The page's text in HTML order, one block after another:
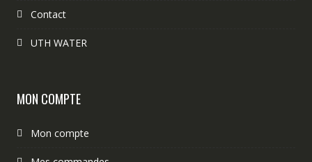
Contact
UTH WATER
MON COMPTE
Mon compte